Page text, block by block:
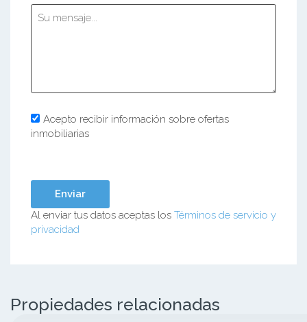
Acepto recibir información sobre ofertas
inmobiliarias
Al enviar tus datos aceptas los Términos de servicio y
privacidad
Propiedades relacionadas